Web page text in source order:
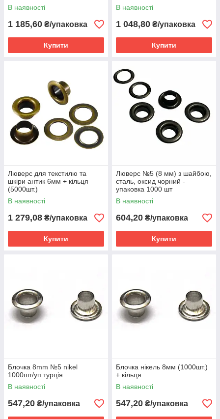
В наявності
1 185,60 ₴/упаковка
Купити
В наявності
1 048,80 ₴/упаковка
Купити
Люверс для текстилю та
шкіри антик 6мм + кільця
(5000шт.)
В наявності
1 279,08 ₴/упаковка
Купити
Люверс №5 (8 мм) з шайбою,
сталь, оксид чорний -
упаковка 1000 шт
В наявності
604,20 ₴/упаковка
Купити
Блочка 8mm №5 nikel
1000шт/уп турція
В наявності
547,20 ₴/упаковка
Блочка нікель 8мм (1000шт.)
+ кільця
В наявності
547,20 ₴/упаковка